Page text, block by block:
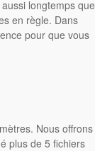
longtemps que
en règle. Dans
pour que vous
Nous offrons
plus de 5 fichiers